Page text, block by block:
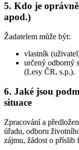
5. Kdo je
apod.)
Žadatelem může být:
vlastník
určený odborný
(Lesy ČR, s.p.).
6. Jaké jsou
situace
Zpracování a
úřadu, odboru
zájmu, žádost o příslib